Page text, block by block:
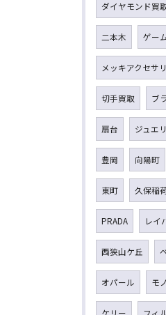
ダイヤモンド買
二本木 ゲー
メッキアクセサ
切手買取 ブ
扇台 ジュエ
豊岡 向陽町
東町 久保稲
PRADA レイ
西狭山ケ丘
オパール モ